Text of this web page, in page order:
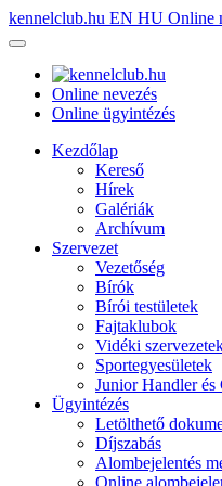
kennelclub.hu EN HU Online
Online nevezés
Online ügyintézés
Kezdőlap
Kereső
Hírek
Galériák
Archívum
Szervezet
Vezetőség
Bírók
Bírói testületek
Fajtaklubok
Vidéki
Sportegyesületek
Junior Handler
Ügyintézés
Letölthető
Díjszabás
Alombejelentés
Online